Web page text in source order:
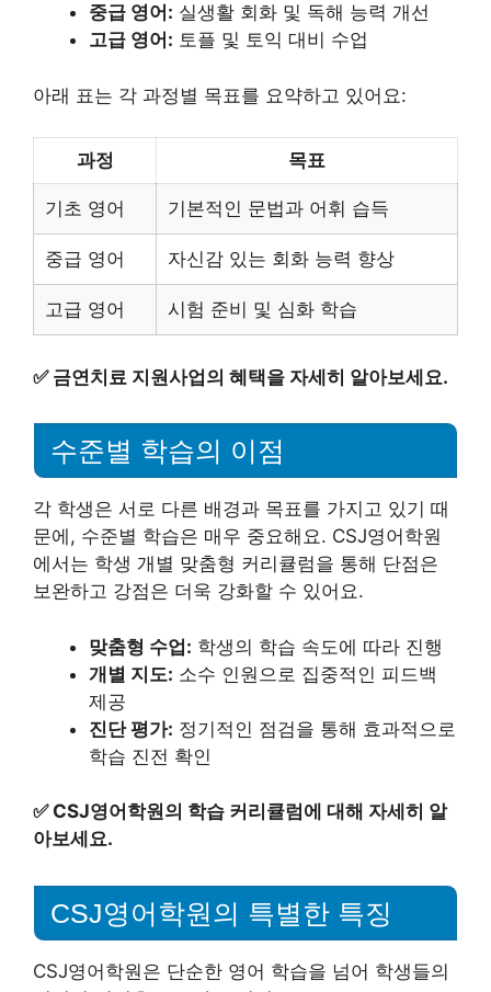
중급 영어: 실생활 회화 및 독해 능력 개선
고급 영어: 토플 및 토익 대비 수업
아래 표는 각 과정별 목표를 요약하고 있어요:
과정 목표
기초 영어 기본적인 문법과 어휘 습득
중급 영어 자신감 있는 회화 능력 향상
고급 영어 시험 준비 및 심화 학습
✅ 금연치료 지원사업의 혜택을 자세히 알아보세요.
수준별 학습의 이점
각 학생은 서로 다른 배경과 목표를 가지고 있기 때
문에, 수준별 학습은 매우 중요해요. CSJ영어학원
에서는 학생 개별 맞춤형 커리큘럼을 통해 단점은
보완하고 강점은 더욱 강화할 수 있어요.
맞춤형 수업: 학생의 학습 속도에 따라 진행
개별 지도: 소수 인원으로 집중적인 피드백
제공
진단 평가: 정기적인 점검을 통해 효과적으로
학습 진전 확인
✅ CSJ영어학원의 학습 커리큘럼에 대해 자세히 알
아보세요.
CSJ영어학원의 특별한 특징
CSJ영어학원은 단순한 영어 학습을 넘어 학생들의